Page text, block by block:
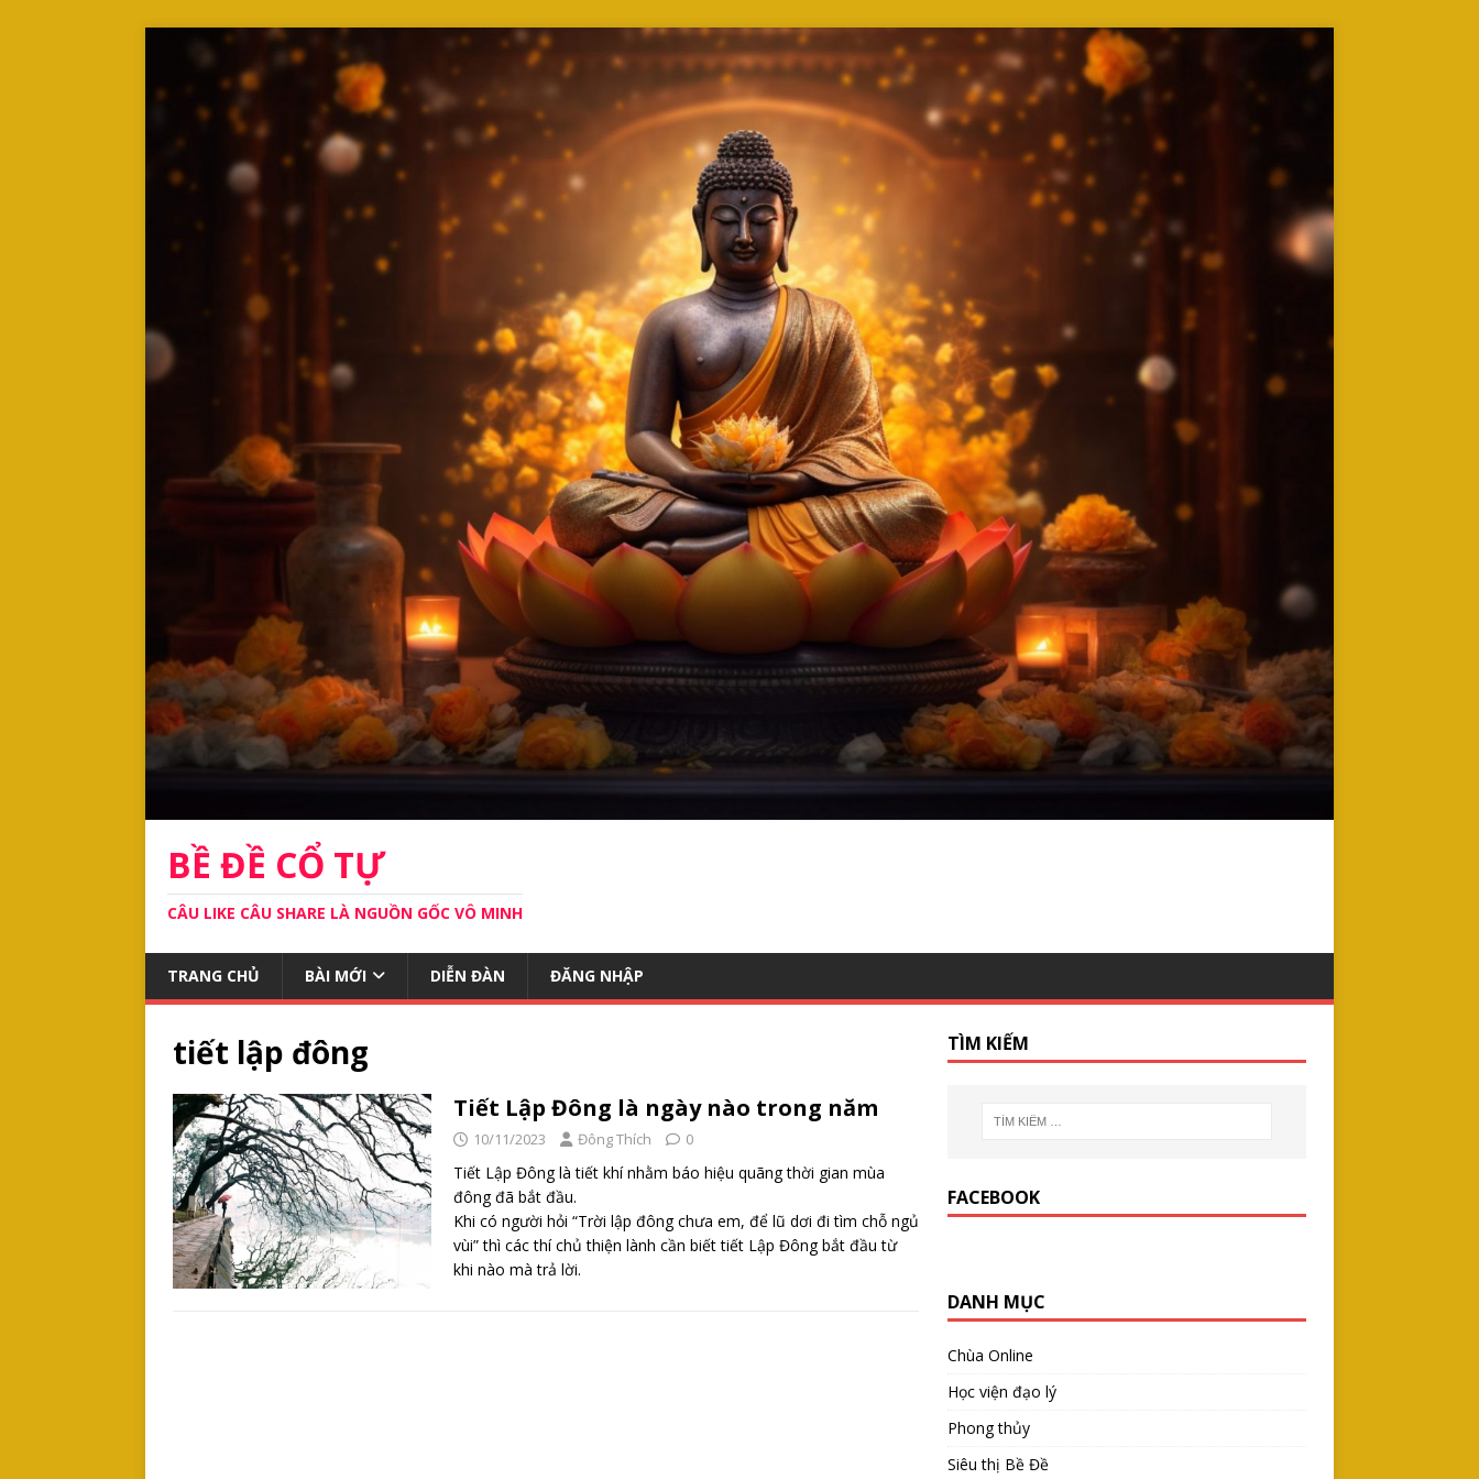
BỀ ĐỀ CỔ TỰ
CÂU LIKE CÂU SHARE LÀ NGUỒN GỐC VÔ MINH
TRANG CHỦ BÀI MỚI DIỄN ĐÀN ĐĂNG NHẬP
tiết lập đông
Tiết Lập Đông là ngày nào trong năm
10/11/2023 Đông Thích 0
Tiết Lập Đông là tiết khí nhằm báo hiệu quãng thời gian mùa
đông đã bắt đầu.
Khi có người hỏi “Trời lập đông chưa em, để lũ dơi đi tìm chỗ ngủ
vùi” thì các thí chủ thiện lành cần biết tiết Lập Đông bắt đầu từ
khi nào mà trả lời.
TÌM KIẾM
FACEBOOK
DANH MỤC
Chùa Online
Học viện đạo lý
Phong thủy
Siêu thị Bề Đề